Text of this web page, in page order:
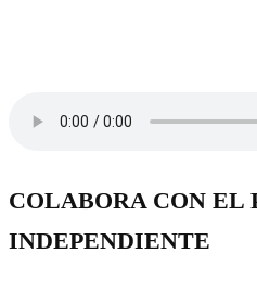
COLABORA CON EL
INDEPENDIENTE